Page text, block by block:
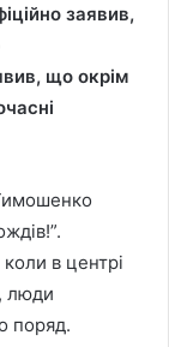
заявив,
що окрім
в центрі
люди
поряд.